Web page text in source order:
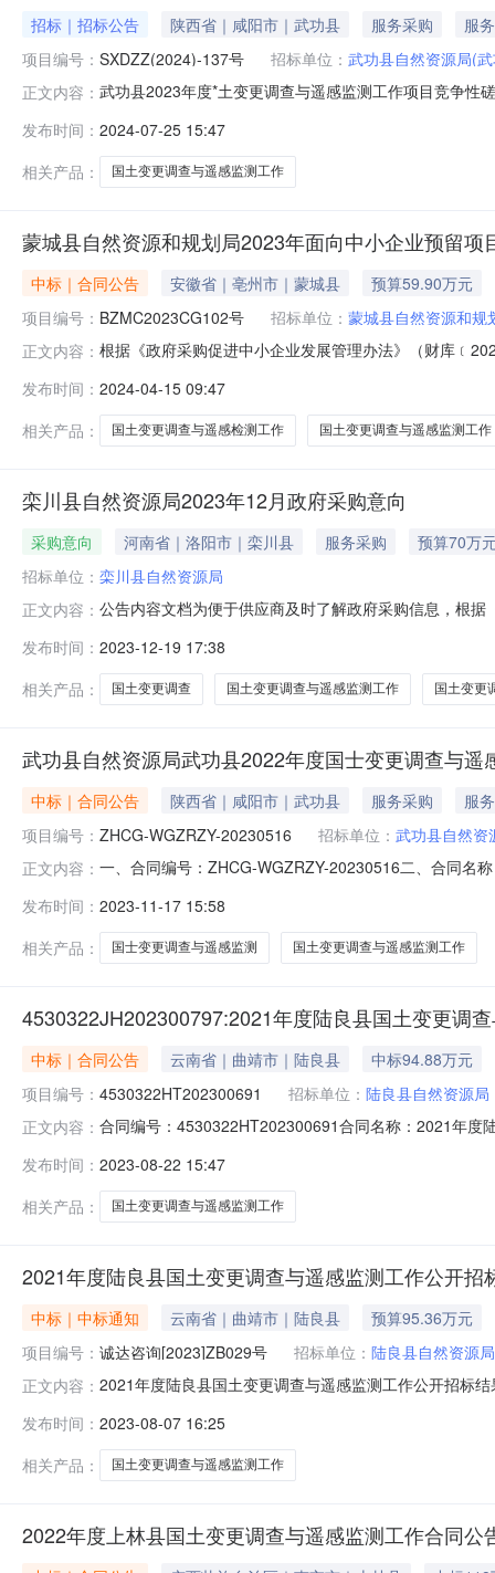
招标｜招标公告 陕西省｜咸阳市｜武功县 服务采购
服务
项目编号： SXDZZ(2024)-137号 招标单位： 武功县自然资源局(
正文内容： 武功县2023年度*土变更调查与遥感监测工作项目竞争性
土变更调查与遥感监测工作项目采购方式：竞争性磋商
发布时间： 2024-07-25 15:47
相关产品：
国土变更调查与遥感监测工作
蒙城县自然资源和规划局2023年面向中小企业预留项
中标｜合同公告 安徽省｜亳州市｜蒙城县
预算59.90万元
项目编号： BZMC2023CG102号 招标单位： 蒙城县自然资源和规
正文内容： 根据《政府采购促进中小企业发展管理办法》（财库
12022年度国土变更调查与遥感检测工作项目采购项目
发布时间： 2024-04-15 09:47
相关产品：
国土变更调查与遥感检测工作 国土变更调查与遥感监测工作
栾川县自然资源局2023年12月政府采购意向
采购意向 河南省｜洛阳市｜栾川县 服务采购
预算70万
招标单位： 栾川县自然资源局
正文内容： 公告内容文档为便于供应商及时了解政府采购信息，根
项目按照国家和省关于开展2022年度国土变更调查与遥
工作的初步安排
发布时间： 2023-12-19 17:38
相关产品：
国土变更调查 国土变更调查与遥感监测工作 国土变更
武功县自然资源局武功县2022年度国士变更调查与
中标｜合同公告 陕西省｜咸阳市｜武功县 服务采购
服务
项目编号： ZHCG-WGZRZY-20230516 招标单位： 武功县自然资
正文内容： 一、合同编号：ZHCG-WGZRZY-20230516二、合同名
司地址：咸阳市秦都区滨河西路7号联系方式：
发布时间： 2023-11-17 15:58
相关产品：
国士变更调查与遥感监测 国土变更调查与遥感监测工作
4530322JH202300797:2021年度陆良县国土变更调
中标｜合同公告 云南省｜曲靖市｜陆良县
中标94.88万元
项目编号： 4530322HT202300691 招标单位： 陆良县自然资源局
正文内容： 合同编号：4530322HT202300691合同名称：2021年度
2023-08-11合同公告日期：2023-08-22代理机构：云南
发布时间： 2023-08-22 15:47
相关产品：
国土变更调查与遥感监测工作
2021年度陆良县国土变更调查与遥感监测工作公开招
中标｜中标通知 云南省｜曲靖市｜陆良县
预算95.36万元
项目编号： 诚达咨询[2023]ZB029号 招标单位： 陆良县自然资源局
正文内容： 2021年度陆良县国土变更调查与遥感监测工作公开招标
式：项目联系人刘女士项目联系电话0874-6260952采购
发布时间： 2023-08-07 16:25
相关产品：
国土变更调查与遥感监测工作
2022年度上林县国土变更调查与遥感监测工作合同公